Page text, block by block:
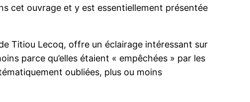
cet ouvrage et y est essentiellement présentée
Titiou Lecoq, offre un éclairage intéressant sur
parce qu’elles étaient « empêchées » par les
oubliées, plus ou moins